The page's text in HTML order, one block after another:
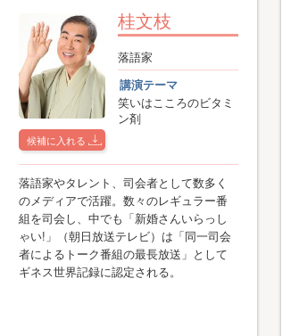
候補に入れる
桂文枝
落語家
講演テーマ
笑いはこころのビタミ
ン剤
落語家やタレント、司会者として数多く
のメディアで活躍。数々のレギュラー番
組を司会し、中でも「新婚さんいらっし
ゃい!」（朝日放送テレビ）は「同一司会
者によるトーク番組の最長放送」として
ギネス世界記録に認定される。